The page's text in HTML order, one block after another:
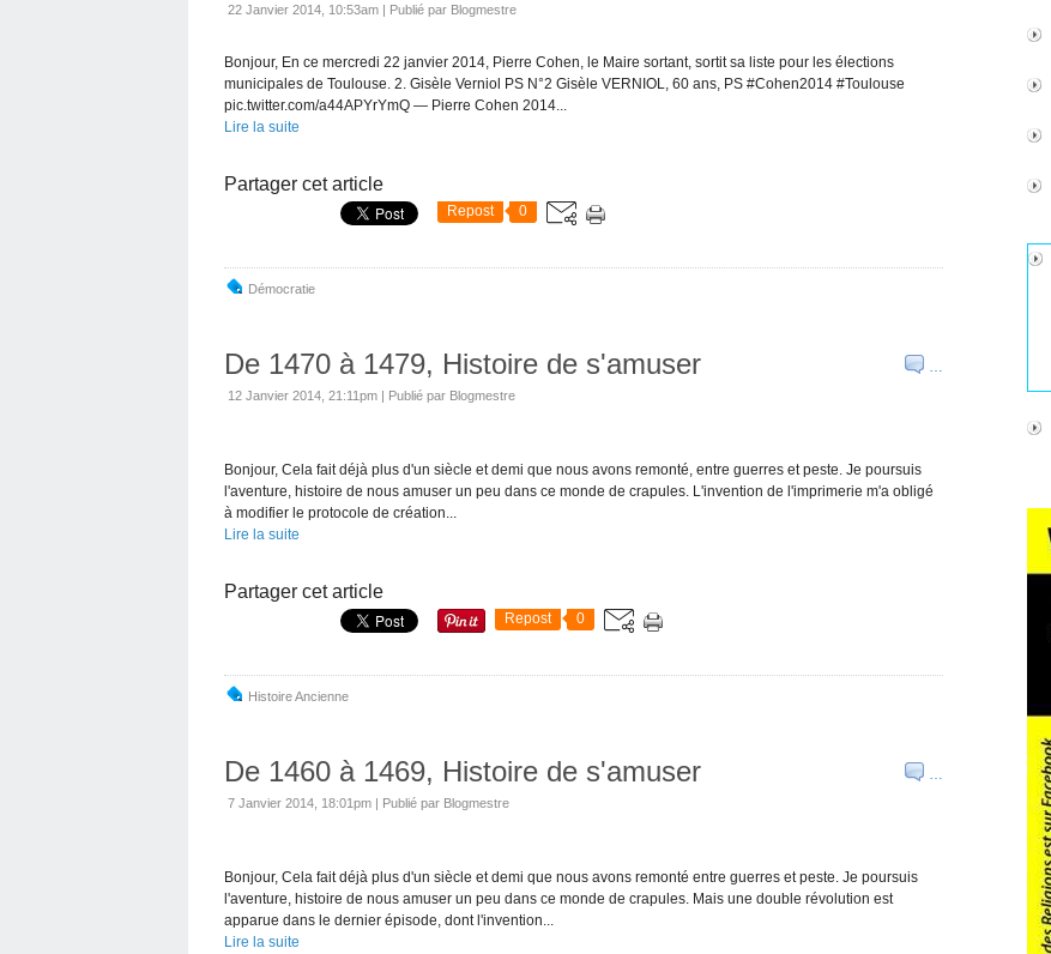
22 Janvier 2014, 10:53am | Publié par Blogmestre
Bonjour, En ce mercredi 22 janvier 2014, Pierre Cohen, le Maire sortant, sortit sa liste pour les élections
municipales de Toulouse. 2. Gisèle Verniol PS N°2 Gisèle VERNIOL, 60 ans, PS #Cohen2014 #Toulouse
pic.twitter.com/a44APYrYmQ — Pierre Cohen 2014...
Lire la suite
Partager cet article
Repost 0
Démocratie
…
De 1470 à 1479, Histoire de s'amuser
12 Janvier 2014, 21:11pm | Publié par Blogmestre
Bonjour, Cela fait déjà plus d'un siècle et demi que nous avons remonté, entre guerres et peste. Je poursuis
l'aventure, histoire de nous amuser un peu dans ce monde de crapules. L'invention de l'imprimerie m'a obligé
à modifier le protocole de création...
Lire la suite
Partager cet article
Repost 0
Histoire Ancienne
…
De 1460 à 1469, Histoire de s'amuser
7 Janvier 2014, 18:01pm | Publié par Blogmestre
Bonjour, Cela fait déjà plus d'un siècle et demi que nous avons remonté entre guerres et peste. Je poursuis
l'aventure, histoire de nous amuser un peu dans ce monde de crapules. Mais une double révolution est
apparue dans le dernier épisode, dont l'invention...
Lire la suite